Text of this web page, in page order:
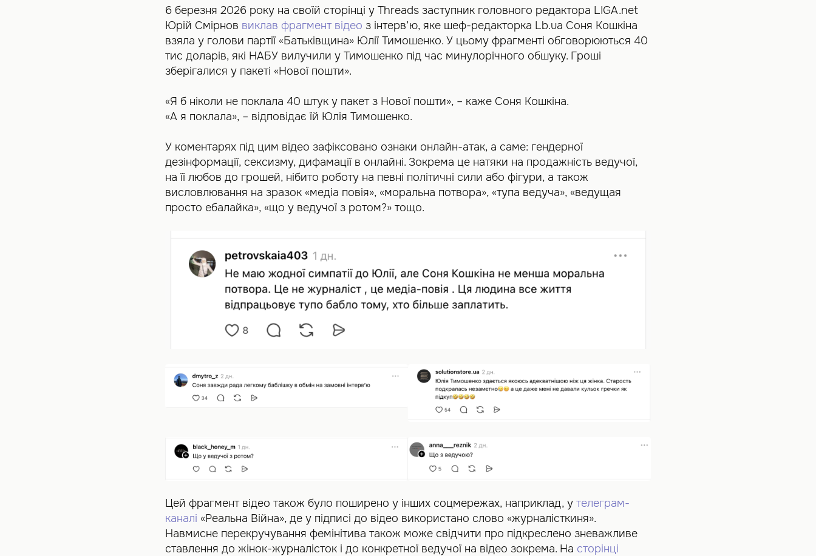
6 березня 2026 року на своїй сторінці у Threads заступник головного редактора LIGA.net
Юрій Смірнов виклав фрагмент відео з інтерв’ю, яке шеф-редакторка Lb.ua Соня Кошкіна
взяла у голови партії «Батьківщина» Юлії Тимошенко. У цьому фрагменті обговорюються 40
тис доларів, які НАБУ вилучили у Тимошенко під час минулорічного обшуку. Гроші
зберігалися у пакеті «Нової пошти».
«Я б ніколи не поклала 40 штук у пакет з Нової пошти», – каже Соня Кошкіна.
«А я поклала», – відповідає їй Юлія Тимошенко.
У коментарях під цим відео зафіксовано ознаки онлайн-атак, а саме: гендерної
дезінформації, сексизму, дифамації в онлайні. Зокрема це натяки на продажність ведучої,
на її любов до грошей, нібито роботу на певні політичні сили або фігури, а також
висловлювання на зразок «медіа повія», «моральна потвора», «тупа ведуча», «ведущая
просто ебалайка», «що у ведучої з ротом?» тощо.
Цей фрагмент відео також було поширено у інших соцмережах, наприклад, у телеграм-
каналі «Реальна Війна», де у підписі до відео використано слово «журналісткиня».
Навмисне перекручування фемінітива також може свідчити про підкреслено зневажливе
ставлення до жінок-журналісток і до конкретної ведучої на відео зокрема. На сторінці